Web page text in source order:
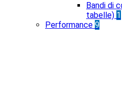
Bandi di
tabelle) 1
Performance 9